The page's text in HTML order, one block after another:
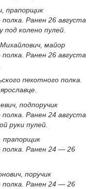
прапорщик
полка. Ранен 26 августа
под колено пулей.
майор
Ранен 26 августа
пехотного полка.
подпоручик
Ранен 24 августа
руки пулей.
прапорщик
полка. Ранен 24 — 26
поручик
полка. Ранен 24 — 26